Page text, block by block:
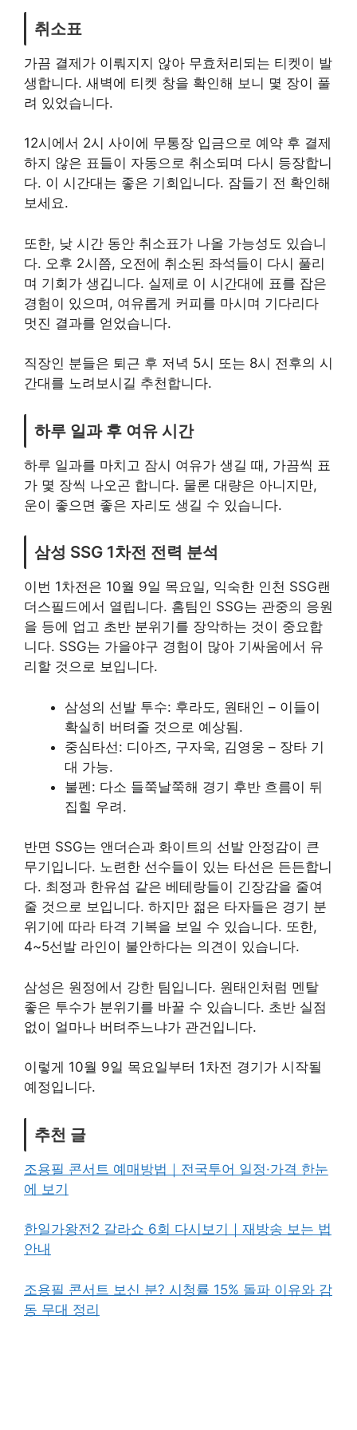
취소표
가끔 결제가 이뤄지지 않아 무효처리되는 티켓이 발
생합니다. 새벽에 티켓 창을 확인해 보니 몇 장이 풀
려 있었습니다.
12시에서 2시 사이에 무통장 입금으로 예약 후 결제
하지 않은 표들이 자동으로 취소되며 다시 등장합니
다. 이 시간대는 좋은 기회입니다. 잠들기 전 확인해
보세요.
또한, 낮 시간 동안 취소표가 나올 가능성도 있습니
다. 오후 2시쯤, 오전에 취소된 좌석들이 다시 풀리
며 기회가 생깁니다. 실제로 이 시간대에 표를 잡은
경험이 있으며, 여유롭게 커피를 마시며 기다리다
멋진 결과를 얻었습니다.
직장인 분들은 퇴근 후 저녁 5시 또는 8시 전후의 시
간대를 노려보시길 추천합니다.
하루 일과 후 여유 시간
하루 일과를 마치고 잠시 여유가 생길 때, 가끔씩 표
가 몇 장씩 나오곤 합니다. 물론 대량은 아니지만,
운이 좋으면 좋은 자리도 생길 수 있습니다.
삼성 SSG 1차전 전력 분석
이번 1차전은 10월 9일 목요일, 익숙한 인천 SSG랜
더스필드에서 열립니다. 홈팀인 SSG는 관중의 응원
을 등에 업고 초반 분위기를 장악하는 것이 중요합
니다. SSG는 가을야구 경험이 많아 기싸움에서 유
리할 것으로 보입니다.
삼성의 선발 투수: 후라도, 원태인 – 이들이
확실히 버텨줄 것으로 예상됨.
중심타선: 디아즈, 구자욱, 김영웅 – 장타 기
대 가능.
불펜: 다소 들쭉날쭉해 경기 후반 흐름이 뒤
집힐 우려.
반면 SSG는 앤더슨과 화이트의 선발 안정감이 큰
무기입니다. 노련한 선수들이 있는 타선은 든든합니
다. 최정과 한유섬 같은 베테랑들이 긴장감을 줄여
줄 것으로 보입니다. 하지만 젊은 타자들은 경기 분
위기에 따라 타격 기복을 보일 수 있습니다. 또한,
4~5선발 라인이 불안하다는 의견이 있습니다.
삼성은 원정에서 강한 팀입니다. 원태인처럼 멘탈
좋은 투수가 분위기를 바꿀 수 있습니다. 초반 실점
없이 얼마나 버텨주느냐가 관건입니다.
이렇게 10월 9일 목요일부터 1차전 경기가 시작될
예정입니다.
추천 글
조용필 콘서트 예매방법｜전국투어 일정·가격 한눈
에 보기
한일가왕전2 갈라쇼 6회 다시보기｜재방송 보는 법
안내
조용필 콘서트 보신 분? 시청률 15% 돌파 이유와 감
동 무대 정리